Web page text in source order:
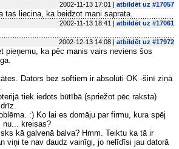
2002-11-13 17:01 | atbildēt uz #17057
tas liecina, ka beidzot mani saprata.
2002-11-13 18:41 | atbildēt uz #17061
2002-12-13 14:08 | atbildēt uz #17972
pieņemu, ka pēc manis vairs neviens šos
Dators bez softiem ir absolūti OK -šinī ziņā
tiek iedots būtībā (spriežot pēc raksta)
:) Ko lai es domāju par firmu, kura spēj
nu... kreisas?
kā galvenā balva? Hmm. Teiktu ka tā ir
viņi te nav daudz vainīgi, jo nelīdīsi jau datorā